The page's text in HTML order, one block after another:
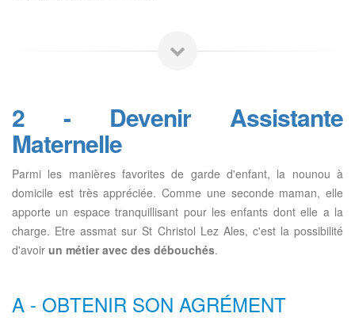
2 - Devenir Assistante
Maternelle
Parmi les manières favorites de garde d'enfant, la nounou à
domicile est très appréciée. Comme une seconde maman, elle
apporte un espace tranquillisant pour les enfants dont elle a la
charge. Etre assmat sur St Christol Lez Ales, c'est la possibilité
d'avoir un métier avec des débouchés.
A - OBTENIR SON AGRÉMENT